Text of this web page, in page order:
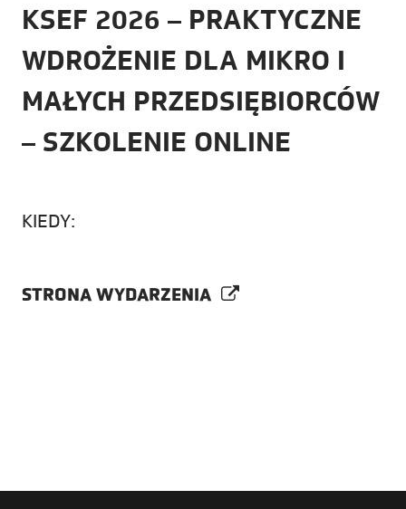
KSEF 2026 – PRAKTYCZNE
WDROŻENIE DLA MIKRO I
MAŁYCH PRZEDSIĘBIORCÓW
– SZKOLENIE ONLINE
KIEDY:
STRONA WYDARZENIA